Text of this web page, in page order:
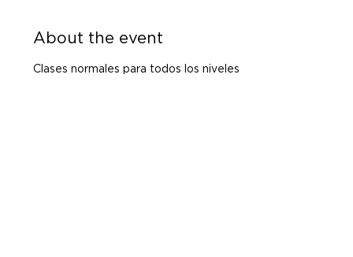
About the event
Clases normales para todos los niveles